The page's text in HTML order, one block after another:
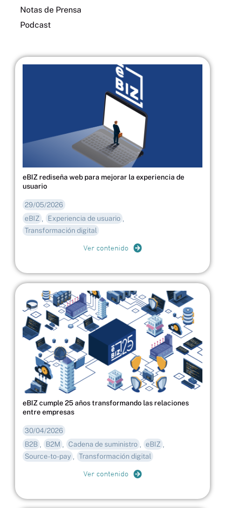
Notas de Prensa
Podcast
eBIZ rediseña web para mejorar la experiencia de
usuario
29/05/2026
eBIZ , Experiencia de usuario ,
Transformación digital
Ver contenido
eBIZ cumple 25 años transformando las relaciones
entre empresas
30/04/2026
B2B , B2M , Cadena de suministro , eBIZ ,
Source-to-pay , Transformación digital
Ver contenido